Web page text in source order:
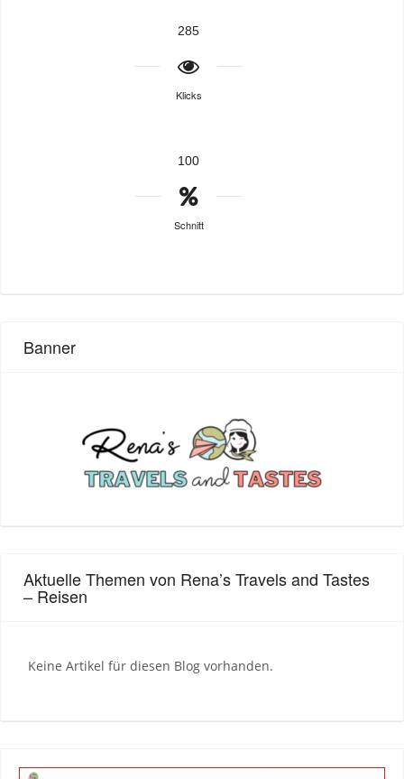
285
Klicks
100
Schnitt
Banner
Aktuelle Themen von Rena’s Travels and Tastes
– Reisen
Keine Artikel für diesen Blog vorhanden.